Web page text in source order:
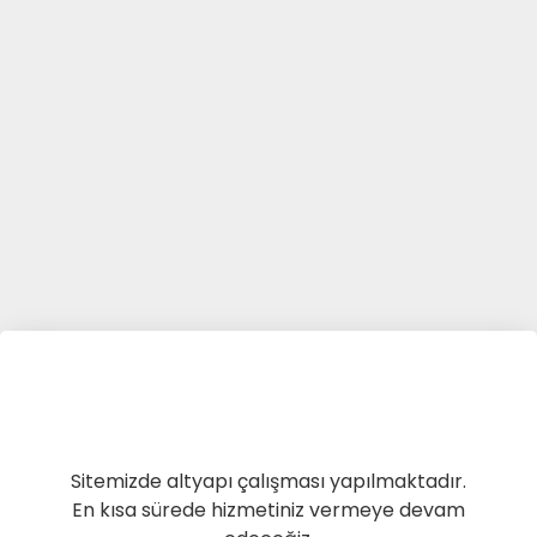
Sitemizde altyapı çalışması yapılmaktadır.
En kısa sürede hizmetiniz vermeye devam